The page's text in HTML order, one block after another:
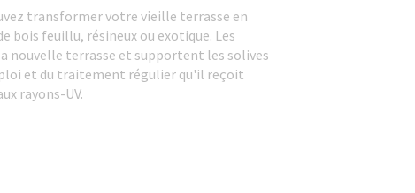
transformer votre vieille terrasse en
bois feuillu, résineux ou exotique. Les
nouvelle terrasse et supportent les solives
et du traitement régulier qu'il reçoit
rayons-UV.